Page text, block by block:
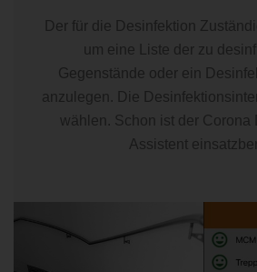
Der für die Desinfektion
um eine Liste der zu
Gegenstände oder ein
anzulegen. Die
wählen. Schon ist der Corona
Assistent